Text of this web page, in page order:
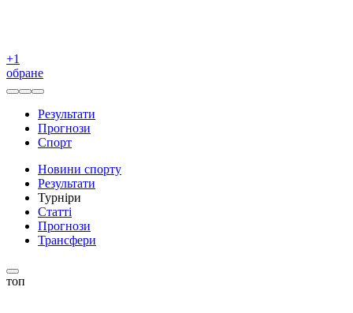
+1
обране
Результати
Прогнози
Спорт
Новини спорту
Результати
Турніри
Статті
Прогнози
Трансфери
топ